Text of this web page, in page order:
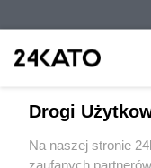
Wydawca mediów
Drogi
Na naszej stronie
zaufanych